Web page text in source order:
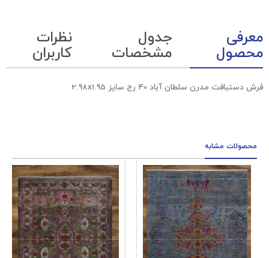
معرفی
محصول
جدول
مشخصات
نظرات
کاربران
فرش دستبافت مدرن سلطان آباد 40 رج سایز 2.98x1.95
محصولات مشابه